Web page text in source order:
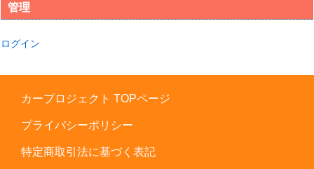
管理
ログイン
カープロジェクト TOPページ
プライバシーポリシー
特定商取引法に基づく表記